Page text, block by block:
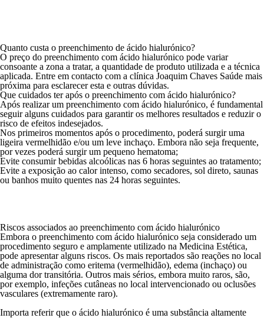
Quanto custa o preenchimento de ácido hialurónico?
O preço do preenchimento com ácido hialurónico pode variar
consoante a zona a tratar, a quantidade de produto utilizada e a técnica
aplicada. Entre em contacto com a clínica Joaquim Chaves Saúde mais
próxima para esclarecer esta e outras dúvidas.
Que cuidados ter após o preenchimento com ácido hialurónico?
Após realizar um preenchimento com ácido hialurónico, é fundamental
seguir alguns cuidados para garantir os melhores resultados e reduzir o
risco de efeitos indesejados.
Nos primeiros momentos após o procedimento, poderá surgir uma
ligeira vermelhidão e/ou um leve inchaço. Embora não seja frequente,
por vezes poderá surgir um pequeno hematoma;
Evite consumir bebidas alcoólicas nas 6 horas seguintes ao tratamento;
Evite a exposição ao calor intenso, como secadores, sol direto, saunas
ou banhos muito quentes nas 24 horas seguintes.
Riscos associados ao preenchimento com ácido hialurónico
Embora o preenchimento com ácido hialurónico seja considerado um
procedimento seguro e amplamente utilizado na Medicina Estética,
pode apresentar alguns riscos. Os mais reportados são reações no local
de administração como eritema (vermelhidão), edema (inchaço) ou
alguma dor transitória. Outros mais sérios, embora muito raros, são,
por exemplo, infeções cutâneas no local intervencionado ou oclusões
vasculares (extremamente raro).
Importa referir que o ácido hialurónico é uma substância altamente